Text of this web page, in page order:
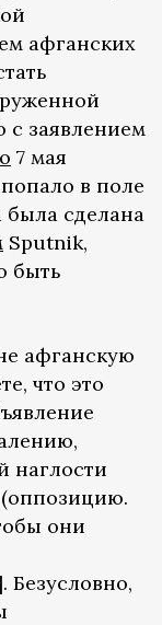
афганских
с заявлением
7 мая
в поле
сделана
Sputnik,
быть
афганскую
что это
наглости
(оппозицию.
они
Безусловно,